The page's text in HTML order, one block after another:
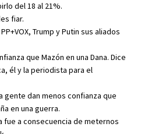
del 18 al 21%.
fiar.
Trump y Putin sus aliados
que Mazón en una Dana. Dice
él y la periodista para el
gente dan menos confianza que
en una guerra.
fue a consecuencia de meternos